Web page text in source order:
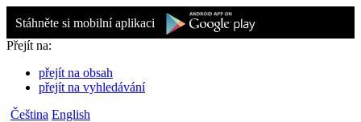
Stáhněte si mobilní aplikaci
Přejít na:
přejít na obsah
přejít na vyhledávání
Čeština English